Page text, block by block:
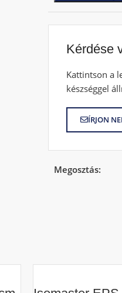
Kérdése
Kattintson a
készséggel
ÍRJON
Megosztás: